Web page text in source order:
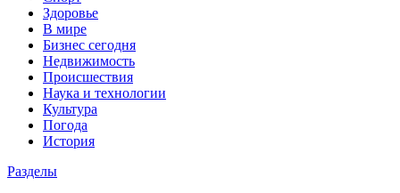
Здоровье
В мире
Бизнес сегодня
Недвижимость
Происшествия
Наука и технологии
Культура
Погода
История
Разделы